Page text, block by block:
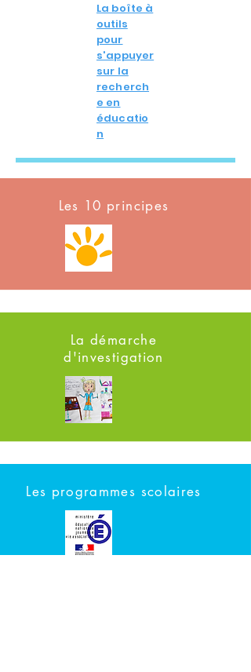
La boîte à
outils
pour
s'appuyer
sur la
recherch
e en
éducatio
n
Les 10 principes
La démarche
d'investigation
Les programmes scolaires